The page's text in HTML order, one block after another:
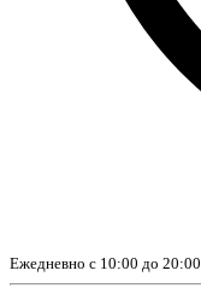
Ежедневно с 10:00 до 20:00